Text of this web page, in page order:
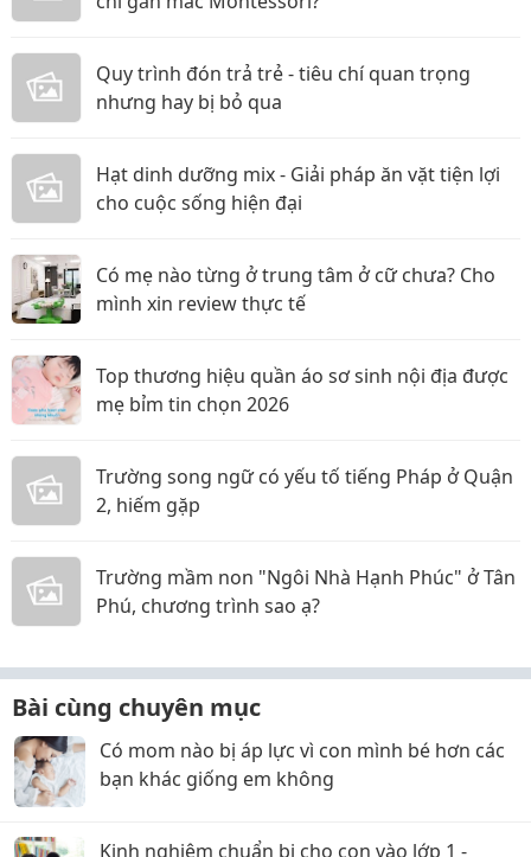
Quy trình đón trả trẻ - tiêu chí quan trọng
nhưng hay bị bỏ qua
Hạt dinh dưỡng mix - Giải pháp ăn vặt tiện lợi
cho cuộc sống hiện đại
Có mẹ nào từng ở trung tâm ở cữ chưa? Cho
mình xin review thực tế
Top thương hiệu quần áo sơ sinh nội địa được
mẹ bỉm tin chọn 2026
Trường song ngữ có yếu tố tiếng Pháp ở Quận
2, hiếm gặp
Trường mầm non "Ngôi Nhà Hạnh Phúc" ở Tân
Phú, chương trình sao ạ?
Bài cùng chuyên mục
Có mom nào bị áp lực vì con mình bé hơn các
bạn khác giống em không
Kinh nghiệm chuẩn bị cho con vào lớp 1 -